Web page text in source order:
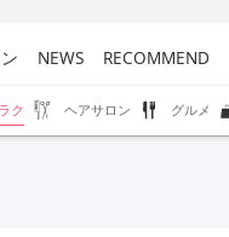
NEWS RECOMMEND
ク ヘアサロン グルメ